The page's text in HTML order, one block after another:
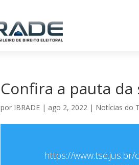
Confira a pauta
por IBRADE | ago 2, 2022 | Notícias do
https://